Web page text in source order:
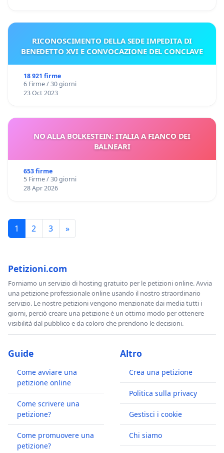
RICONOSCIMENTO DELLA SEDE IMPEDITA DI
BENEDETTO XVI E CONVOCAZIONE DEL CONCLAVE
18 921 firme
6 Firme / 30 giorni
23 Oct 2023
NO ALLA BOLKESTEIN: ITALIA A FIANCO DEI
BALNEARI
653 firme
5 Firme / 30 giorni
28 Apr 2026
1 2 3 »
Petizioni.com
Forniamo un servizio di hosting gratuito per le petizioni online. Avvia
una petizione professionale online usando il nostro straordinario
servizio. Le nostre petizioni vengono menzionate dai media tutti i
giorni, perciò creare una petizione è un ottimo modo per ottenere
visibilità dal pubblico e da coloro che prendono le decisioni.
Guide
Come avviare una
petizione online
Come scrivere una
petizione?
Come promuovere una
petizione?
Altro
Crea una petizione
Politica sulla privacy
Gestisci i cookie
Chi siamo